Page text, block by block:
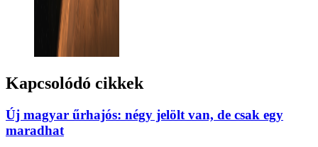
Kapcsolódó cikkek
Új magyar űrhajós: négy jelölt van, de csak egy
maradhat